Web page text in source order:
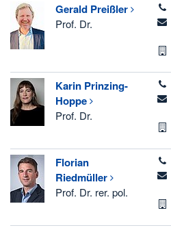
Gerald Preißler
Prof. Dr.
Karin Prinzing-
Hoppe
Prof. Dr.
Florian
Riedmüller
Prof. Dr. rer. pol.